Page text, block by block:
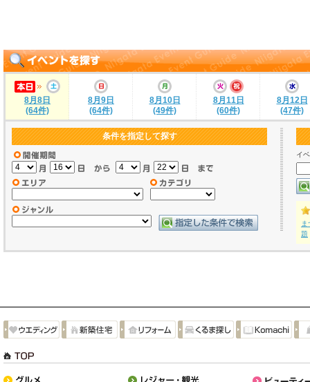
8月8日
(64件)
8月9日
(64件)
8月10日
(49件)
8月11日
(60件)
8月12日
(47件)
条件を指定して探す
イ
ま
題